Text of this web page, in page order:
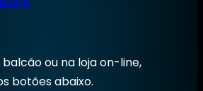
ou na loja on-line,
botões abaixo.